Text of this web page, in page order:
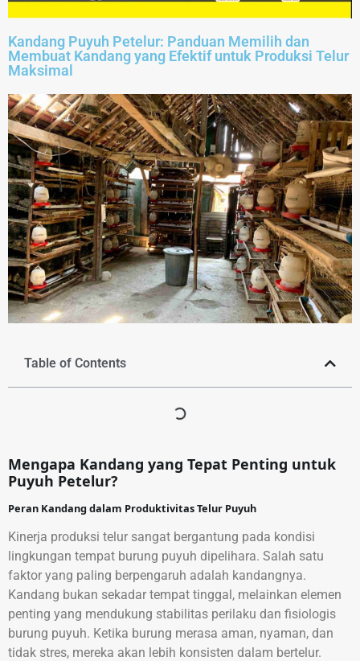
Kandang Puyuh Petelur: Panduan Memilih dan
Membuat Kandang yang Efektif untuk Produksi Telur
Maksimal
Table of Contents
Mengapa Kandang yang Tepat Penting untuk
Puyuh Petelur?
Peran Kandang dalam Produktivitas Telur Puyuh
Kinerja produksi telur sangat bergantung pada kondisi
lingkungan tempat burung puyuh dipelihara. Salah satu
faktor yang paling berpengaruh adalah kandangnya.
Kandang bukan sekadar tempat tinggal, melainkan elemen
penting yang mendukung stabilitas perilaku dan fisiologis
burung puyuh. Ketika burung merasa aman, nyaman, dan
tidak stres, mereka akan lebih konsisten dalam bertelur.